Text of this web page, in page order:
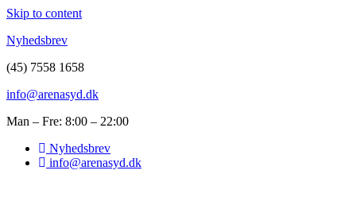
Skip to content
Nyhedsbrev
(45) 7558 1658
info@arenasyd.dk
Man – Fre: 8:00 – 22:00
Nyhedsbrev
info@arenasyd.dk